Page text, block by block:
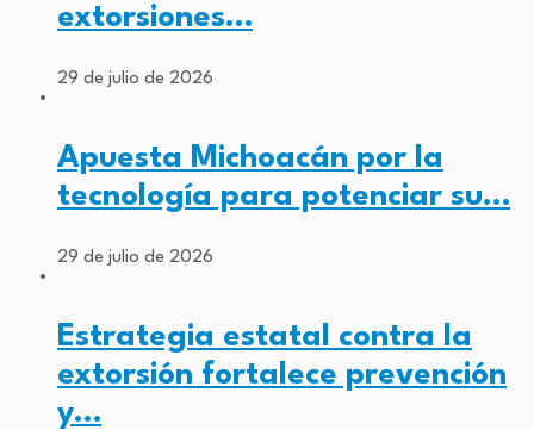
extorsiones…
29 de julio de 2026
Apuesta Michoacán por la
tecnología para potenciar su…
29 de julio de 2026
Estrategia estatal contra la
extorsión fortalece prevención
y…